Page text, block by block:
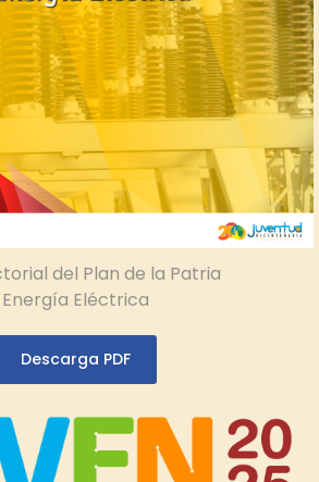
del Plan de la Patria
Energía Eléctrica
Descarga PDF